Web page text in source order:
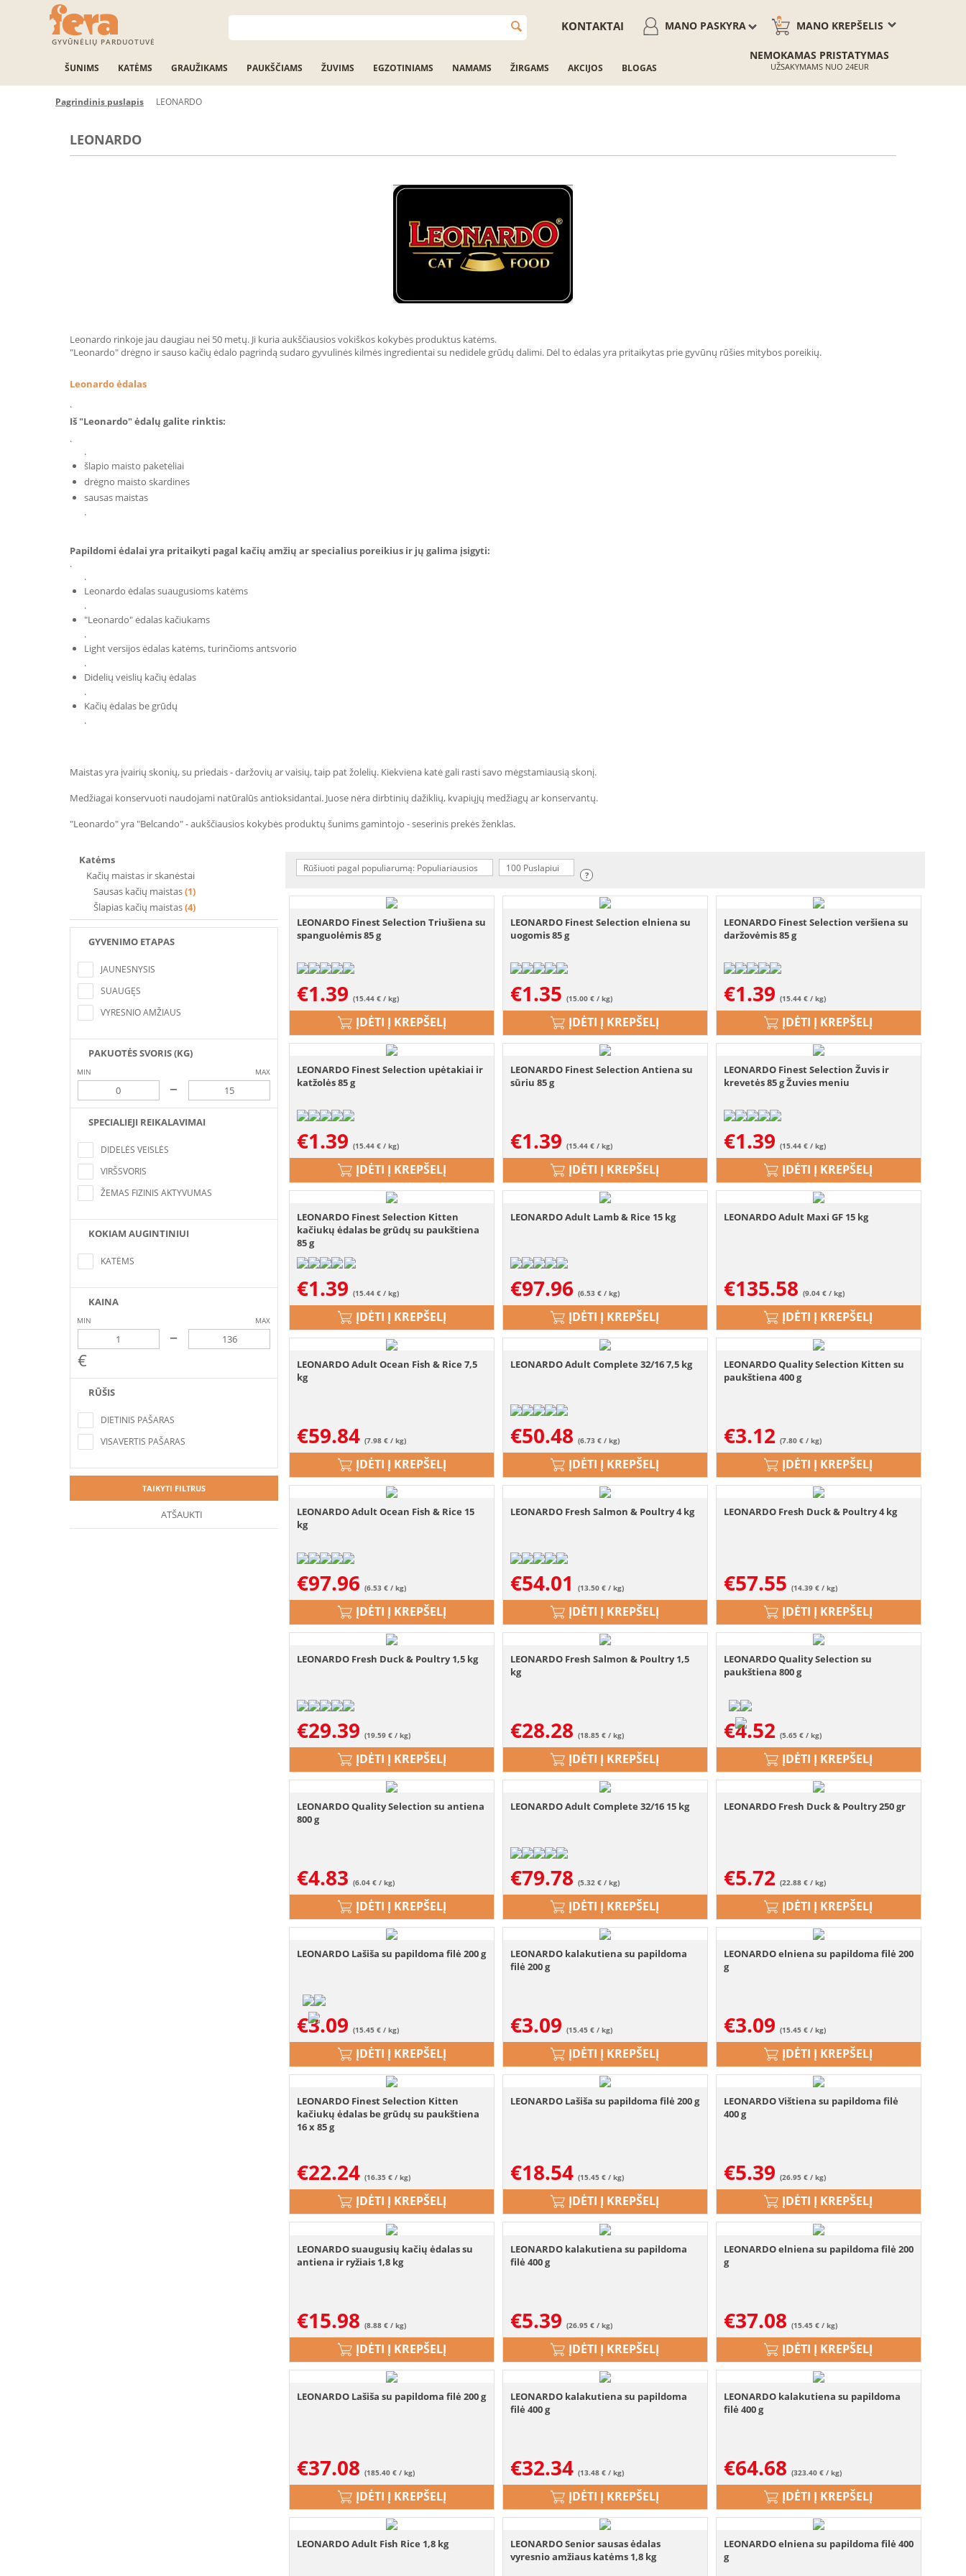
GYVŪNĖLIŲ PARDUOTUVĖ
MANO KREPŠELIS
0
MANO PASKYRA
KONTAKTAI
ŠUNIMS KATĖMS GRAUŽIKAMS PAUKŠČIAMS ŽUVIMS EGZOTINIAMS NAMAMS ŽIRGAMS AKCIJOS BLOGAS
NEMOKAMAS PRISTATYMAS
UŽSAKYMAMS NUO 24EUR
Pagrindinis puslapis LEONARDO
LEONARDO
Leonardo rinkoje jau daugiau nei 50 metų. Ji kuria aukščiausios vokiškos kokybės produktus katėms.
"Leonardo" drėgno ir sauso kačių ėdalo pagrindą sudaro gyvulinės kilmės ingredientai su nedidele grūdų dalimi. Dėl to ėdalas yra pritaikytas prie gyvūnų rūšies mitybos poreikių.
Leonardo ėdalas
.
Iš "Leonardo" ėdalų galite rinktis:
.
.
šlapio maisto paketėliai
drėgno maisto skardines
sausas maistas
.
Papildomi ėdalai yra pritaikyti pagal kačių amžių ar specialius poreikius ir jų galima įsigyti:
.
.
Leonardo ėdalas suaugusioms katėms
.
"Leonardo" ėdalas kačiukams
.
Light versijos ėdalas katėms, turinčioms antsvorio
.
Didelių veislių kačių ėdalas
.
Kačių ėdalas be grūdų
.
Maistas yra įvairių skonių, su priedais - daržovių ar vaisių, taip pat žolelių. Kiekviena katė gali rasti savo mėgstamiausią skonį.
Medžiagai konservuoti naudojami natūralūs antioksidantai. Juose nėra dirbtinių dažiklių, kvapiųjų medžiagų ar konservantų.
"Leonardo" yra "Belcando" - aukščiausios kokybės produktų šunims gamintojo - seserinis prekės ženklas.
Katėms
Kačių maistas ir skanėstai
Sausas kačių maistas(1)
Šlapias kačių maistas(4)
GYVENIMO ETAPAS
JAUNESNYSIS
SUAUGĘS
VYRESNIO AMŽIAUS
PAKUOTĖS SVORIS (KG)
MIN MAX
–
SPECIALIEJI REIKALAVIMAI
kriterijus
DIDELĖS VEISLĖS
VIRŠSVORIS
ŽEMAS FIZINIS AKTYVUMAS
KOKIAM AUGINTINIUI
KATĖMS
KAINA
MIN MAX
–
€
RŪŠIS
kriterijus
DIETINIS PAŠARAS
VISAVERTIS PAŠARAS
TAIKYTI FILTRUS
ATŠAUKTI
Rūšiuoti pagal populiarumą: Populiariausios 100 Puslapiui
?
LEONARDO Finest Selection Triušiena su
spanguolėmis 85 g
€1.39 (15.44 € / kg)
ĮDĖTI Į KREPŠELĮ
LEONARDO Finest Selection elniena su
uogomis 85 g
€1.35 (15.00 € / kg)
ĮDĖTI Į KREPŠELĮ
LEONARDO Finest Selection veršiena su
daržovėmis 85 g
€1.39 (15.44 € / kg)
ĮDĖTI Į KREPŠELĮ
LEONARDO Finest Selection upėtakiai ir
katžolės 85 g
€1.39 (15.44 € / kg)
ĮDĖTI Į KREPŠELĮ
LEONARDO Finest Selection Antiena su
sūriu 85 g
€1.39 (15.44 € / kg)
ĮDĖTI Į KREPŠELĮ
LEONARDO Finest Selection Žuvis ir
krevetės 85 g Žuvies meniu
€1.39 (15.44 € / kg)
ĮDĖTI Į KREPŠELĮ
LEONARDO Finest Selection Kitten
kačiukų ėdalas be grūdų su paukštiena
85 g
€1.39 (15.44 € / kg)
ĮDĖTI Į KREPŠELĮ
LEONARDO Adult Lamb & Rice 15 kg
€97.96 (6.53 € / kg)
ĮDĖTI Į KREPŠELĮ
LEONARDO Adult Maxi GF 15 kg
€135.58 (9.04 € / kg)
ĮDĖTI Į KREPŠELĮ
LEONARDO Adult Ocean Fish & Rice 7,5
kg
€59.84 (7.98 € / kg)
ĮDĖTI Į KREPŠELĮ
LEONARDO Adult Complete 32/16 7,5 kg
€50.48 (6.73 € / kg)
ĮDĖTI Į KREPŠELĮ
LEONARDO Quality Selection Kitten su
paukštiena 400 g
€3.12 (7.80 € / kg)
ĮDĖTI Į KREPŠELĮ
LEONARDO Adult Ocean Fish & Rice 15
kg
€97.96 (6.53 € / kg)
ĮDĖTI Į KREPŠELĮ
LEONARDO Fresh Salmon & Poultry 4 kg
€54.01 (13.50 € / kg)
ĮDĖTI Į KREPŠELĮ
LEONARDO Fresh Duck & Poultry 4 kg
€57.55 (14.39 € / kg)
ĮDĖTI Į KREPŠELĮ
LEONARDO Fresh Duck & Poultry 1,5 kg
€29.39 (19.59 € / kg)
ĮDĖTI Į KREPŠELĮ
LEONARDO Fresh Salmon & Poultry 1,5
kg
€28.28 (18.85 € / kg)
ĮDĖTI Į KREPŠELĮ
LEONARDO Quality Selection su
paukštiena 800 g
€4.52 (5.65 € / kg)
ĮDĖTI Į KREPŠELĮ
LEONARDO Quality Selection su antiena
800 g
€4.83 (6.04 € / kg)
ĮDĖTI Į KREPŠELĮ
LEONARDO Adult Complete 32/16 15 kg
€79.78 (5.32 € / kg)
ĮDĖTI Į KREPŠELĮ
LEONARDO Fresh Duck & Poultry 250 gr
€5.72 (22.88 € / kg)
ĮDĖTI Į KREPŠELĮ
LEONARDO Lašiša su papildoma filė 200 g
€3.09 (15.45 € / kg)
ĮDĖTI Į KREPŠELĮ
LEONARDO kalakutiena su papildoma
filė 200 g
€3.09 (15.45 € / kg)
ĮDĖTI Į KREPŠELĮ
LEONARDO elniena su papildoma filė 200
g
€3.09 (15.45 € / kg)
ĮDĖTI Į KREPŠELĮ
LEONARDO Finest Selection Kitten
kačiukų ėdalas be grūdų su paukštiena
16 x 85 g
€22.24 (16.35 € / kg)
ĮDĖTI Į KREPŠELĮ
LEONARDO Lašiša su papildoma filė 200 g
€18.54 (15.45 € / kg)
ĮDĖTI Į KREPŠELĮ
LEONARDO Vištiena su papildoma filė
400 g
€5.39 (26.95 € / kg)
ĮDĖTI Į KREPŠELĮ
LEONARDO suaugusių kačių ėdalas su
antiena ir ryžiais 1,8 kg
€15.98 (8.88 € / kg)
ĮDĖTI Į KREPŠELĮ
LEONARDO kalakutiena su papildoma
filė 400 g
€5.39 (26.95 € / kg)
ĮDĖTI Į KREPŠELĮ
LEONARDO elniena su papildoma filė 200
g
€37.08 (15.45 € / kg)
ĮDĖTI Į KREPŠELĮ
LEONARDO Lašiša su papildoma filė 200 g
€37.08 (185.40 € / kg)
ĮDĖTI Į KREPŠELĮ
LEONARDO kalakutiena su papildoma
filė 400 g
€32.34 (13.48 € / kg)
ĮDĖTI Į KREPŠELĮ
LEONARDO kalakutiena su papildoma
filė 400 g
€64.68 (323.40 € / kg)
ĮDĖTI Į KREPŠELĮ
LEONARDO Adult Fish Rice 1,8 kg
LEONARDO Senior sausas ėdalas
vyresnio amžiaus katėms 1,8 kg
LEONARDO elniena su papildoma filė 400
g